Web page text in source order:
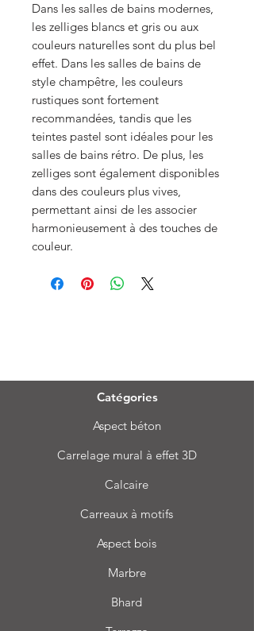
Dans les salles de bains modernes,
les zelliges blancs et gris ou aux
couleurs naturelles sont du plus bel
effet. Dans les salles de bains de
style champêtre, les couleurs
rustiques sont fortement
recommandées, tandis que les
teintes pastel sont idéales pour les
salles de bains rétro. De plus, les
zelliges sont également disponibles
dans des couleurs plus vives,
permettant ainsi de les associer
harmonieusement à des touches de
couleur.
Catégories
Aspect béton
Carrelage mural à effet 3D
Calcaire
Carreaux à motifs
Aspect bois
Marbre
Bhard